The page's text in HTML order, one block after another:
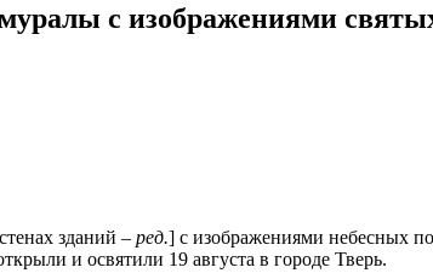
с изображениями
зданий – ред.] с изображениями небесных
и освятили 19 августа в городе Тверь.